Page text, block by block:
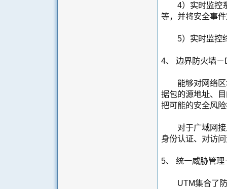
4）实时监控系
等，并将安全事
5）实时监控终
4、 边界防火墙－
能够对网络区
据包的源地址、
把可能的安全风
对于广域网接
身份认证、对访
5、 统一威胁管理
UTM集合了防